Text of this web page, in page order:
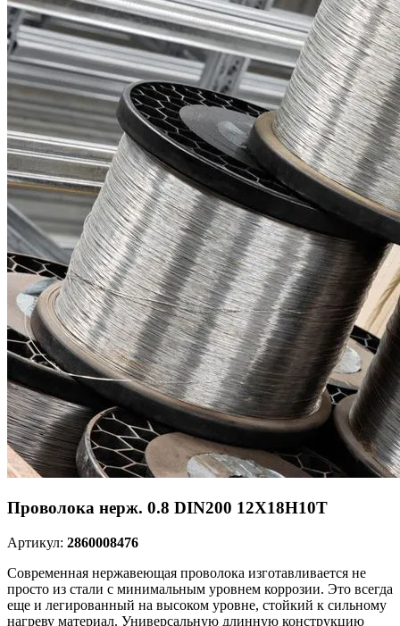
Проволока нерж. 0.8 DIN200 12Х18Н10Т
Артикул: 2860008476
Современная нержавеющая проволока изготавливается не
просто из стали с минимальным уровнем коррозии. Это всегда
еще и легированный на высоком уровне, стойкий к сильному
нагреву материал. Универсальную длинную конструкцию